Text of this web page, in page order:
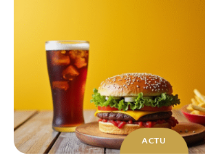
ACTU